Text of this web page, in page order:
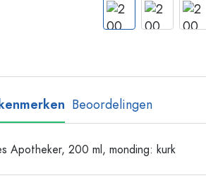
Glazen flessen met
Flessen met lange hals
Flessen per materiaal
Glazen flessen
Beoordelingen
Apotheker, 200 ml, monding: kurk